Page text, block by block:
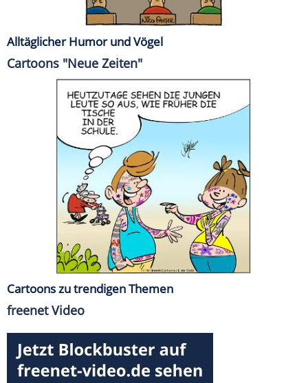
Alltäglicher Humor und Vögel
Cartoons "Neue Zeiten"
Cartoons zu trendigen Themen
freenet Video